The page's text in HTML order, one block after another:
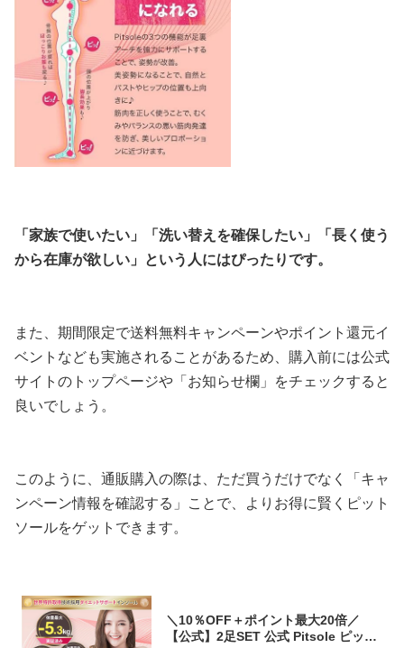
「家族で使いたい」「洗い替えを確保したい」「長く使う
から在庫が欲しい」という人にはぴったりです。
また、期間限定で送料無料キャンペーンやポイント還元イ
ベントなども実施されることがあるため、購入前には公式
サイトのトップページや「お知らせ欄」をチェックすると
良いでしょう。
このように、通販購入の際は、ただ買うだけでなく「キャ
ンペーン情報を確認する」ことで、よりお得に賢くピット
ソールをゲットできます。
＼10％OFF＋ポイント最大20倍／
【公式】2足SET 公式 Pitsole ピット